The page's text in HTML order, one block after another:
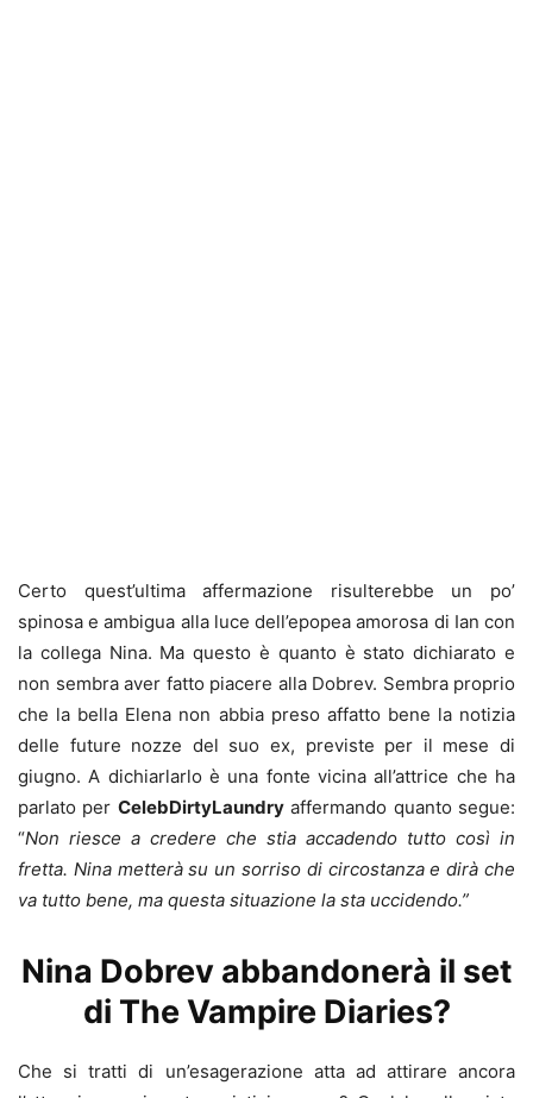
Certo quest’ultima affermazione risulterebbe un po’
spinosa e ambigua alla luce dell’epopea amorosa di Ian con
la collega Nina. Ma questo è quanto è stato dichiarato e
non sembra aver fatto piacere alla Dobrev. Sembra proprio
che la bella Elena non abbia preso affatto bene la notizia
delle future nozze del suo ex, previste per il mese di
giugno. A dichiarlarlo è una fonte vicina all’attrice che ha
parlato per CelebDirtyLaundryaffermando quanto segue:
“Non riesce a credere che stia accadendo tutto così in
fretta. Nina metterà su un sorriso di circostanza e dirà che
va tutto bene, ma questa situazione la sta uccidendo.”
Nina Dobrev abbandonerà il set
di The Vampire Diaries?
Che si tratti di un’esagerazione atta ad attirare ancora